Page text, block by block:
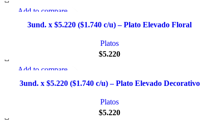
Add to compare
Quick view
3und. x $5.220 ($1.740 c/u) – Plato Elevado Floral
Platos
$5.220
Add to compare
Quick view
3und. x $5.220 ($1.740 c/u) – Plato Elevado Decorativo
Platos
$5.220